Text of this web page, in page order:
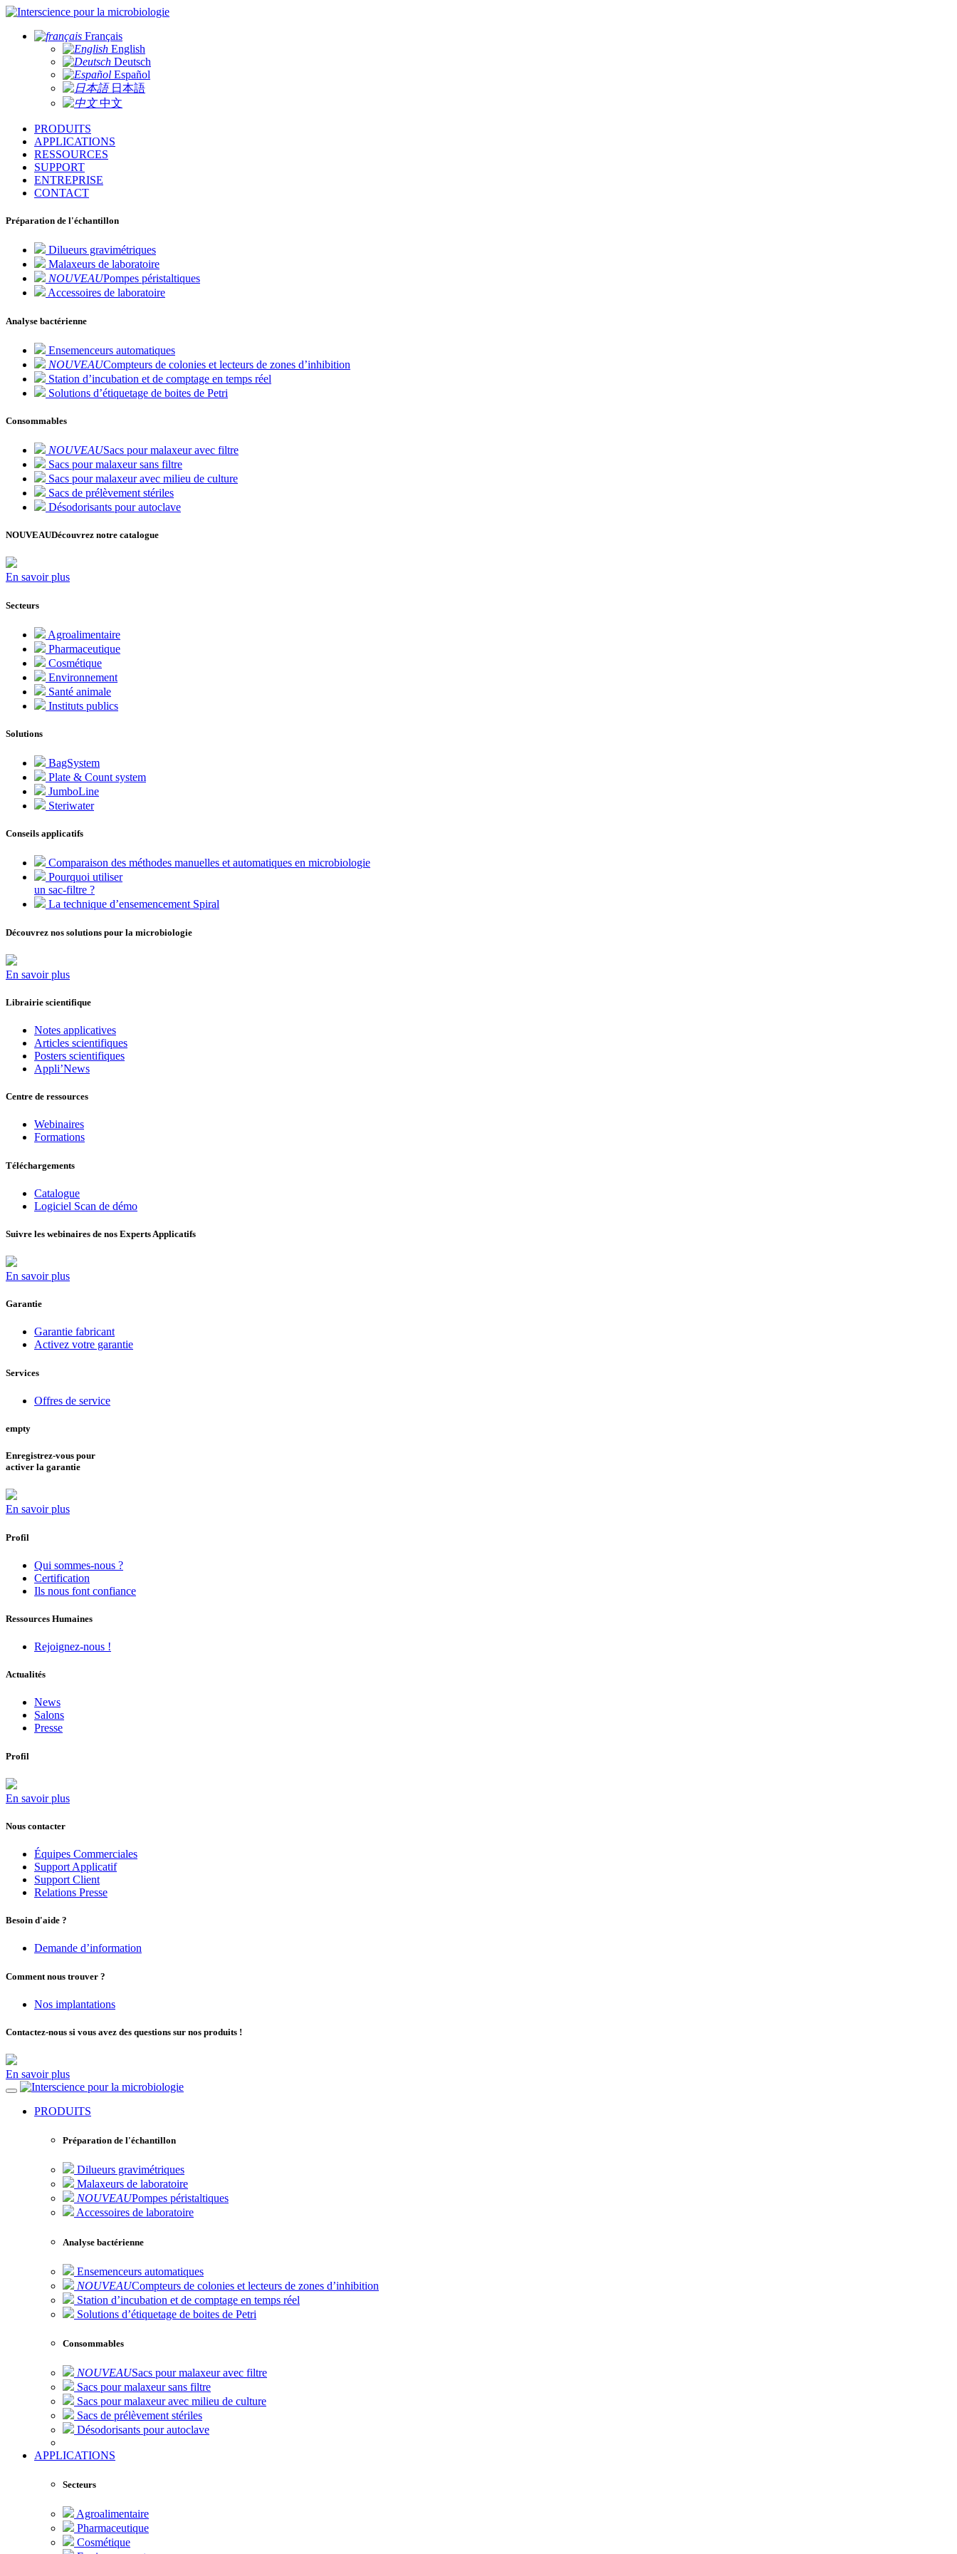
pour la microbiologie
Français
English
Deutsch
Español
日本語
中文
PRODUITS
APPLICATIONS
RESSOURCES
SUPPORT
ENTREPRISE
CONTACT
Préparation de l'échantillon
Dilueurs gravimétriques
Malaxeurs de laboratoire
NOUVEAUPompes péristaltiques
Accessoires de laboratoire
Analyse bactérienne
Ensemenceurs automatiques
NOUVEAUCompteurs de colonies et lecteurs de zones d’inhibition
Station d’incubation et de comptage en temps réel
Solutions d’étiquetage de boites de Petri
Consommables
NOUVEAUSacs pour malaxeur avec filtre
Sacs pour malaxeur sans filtre
Sacs pour malaxeur avec milieu de culture
Sacs de prélèvement stériles
Désodorisants pour autoclave
NOUVEAUDécouvrez notre catalogue
En savoir plus
Secteurs
Agroalimentaire
Pharmaceutique
Cosmétique
Environnement
Santé animale
Instituts publics
Solutions
BagSystem
Plate & Count system
JumboLine
Steriwater
Conseils applicatifs
Comparaison des méthodes manuelles et automatiques en microbiologie
Pourquoi utiliser
un sac-filtre ?
La technique d’ensemencement Spiral
Découvrez nos solutions pour la microbiologie
En savoir plus
Librairie scientifique
Notes applicatives
Articles scientifiques
Posters scientifiques
Appli’News
Centre de ressources
Webinaires
Formations
Téléchargements
Catalogue
Logiciel Scan de démo
Suivre les webinaires de nos Experts Applicatifs
En savoir plus
Garantie
Garantie fabricant
Activez votre garantie
Services
Offres de service
empty
Enregistrez-vous pour
activer la garantie
En savoir plus
Profil
Qui sommes-nous ?
Certification
Ils nous font confiance
Ressources Humaines
Rejoignez-nous !
Actualités
News
Salons
Presse
Profil
En savoir plus
Nous contacter
Équipes Commerciales
Support Applicatif
Support Client
Relations Presse
Besoin d'aide ?
Demande d’information
Comment nous trouver ?
Nos implantations
Contactez-nous si vous avez des questions sur nos produits !
En savoir plus
pour la microbiologie
PRODUITS
Préparation de l'échantillon
Dilueurs gravimétriques
Malaxeurs de laboratoire
NOUVEAUPompes péristaltiques
Accessoires de laboratoire
Analyse bactérienne
Ensemenceurs automatiques
NOUVEAUCompteurs de colonies et lecteurs de zones d’inhibition
Station d’incubation et de comptage en temps réel
Solutions d’étiquetage de boites de Petri
Consommables
NOUVEAUSacs pour malaxeur avec filtre
Sacs pour malaxeur sans filtre
Sacs pour malaxeur avec milieu de culture
Sacs de prélèvement stériles
Désodorisants pour autoclave
APPLICATIONS
Secteurs
Agroalimentaire
Pharmaceutique
Cosmétique